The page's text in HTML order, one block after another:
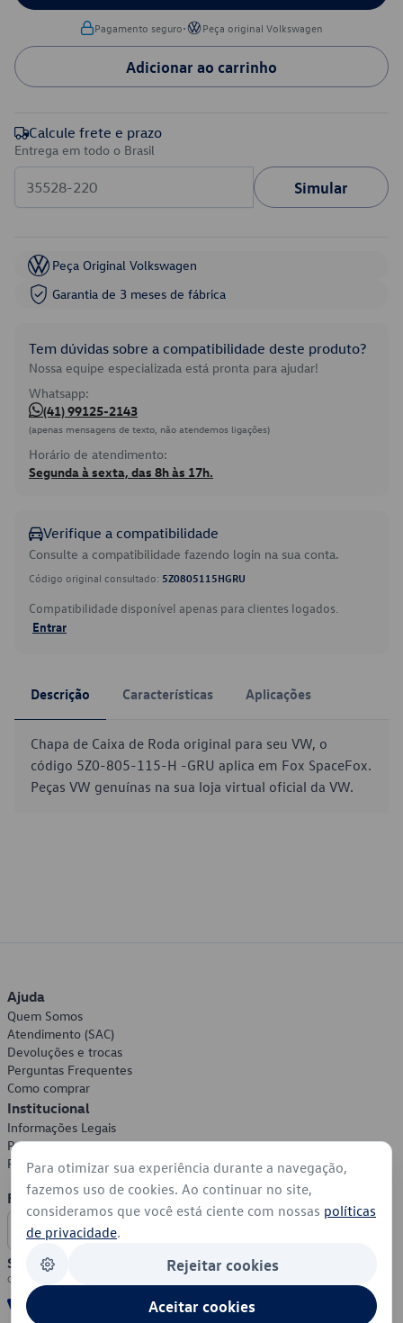
Pagamento seguro• Peça original Volkswagen
Adicionar ao carrinho
Calcule frete e prazo
Entrega em todo o Brasil
Simular
Peça Original Volkswagen
Garantia de 3 meses de fábrica
Tem dúvidas sobre a compatibilidade deste produto?
Nossa equipe especializada está pronta para ajudar!
Whatsapp:
(41) 99125-2143
(apenas mensagens de texto, não atendemos ligações)
Horário de atendimento:
Segunda à sexta, das 8h às 17h.
Verifique a compatibilidade
Consulte a compatibilidade fazendo login na sua conta.
Código original consultado: 5Z0805115HGRU
Compatibilidade disponível apenas para clientes logados.
Entrar
Descrição Características Aplicações
Chapa de Caixa de Roda original para seu VW, o
código 5Z0-805-115-H -GRU aplica em Fox SpaceFox.
Peças VW genuínas na sua loja virtual oficial da VW.
Ajuda
Quem Somos
Atendimento (SAC)
Devoluções e trocas
Perguntas Frequentes
Como comprar
Institucional
Informações Legais
Política de Privacidade
Política de Cookies
Formas de Pagamento
Segurança
Para otimizar sua experiência durante a navegação,
fazemos uso de cookies. Ao continuar no site,
consideramos que você está ciente com nossas políticas
de privacidade.
Rejeitar cookies
Aceitar cookies